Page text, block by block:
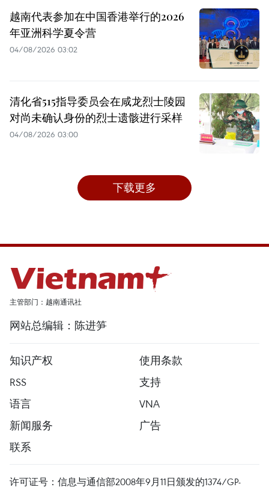
越南代表参加在中国香港举行的2026
年亚洲科学夏令营
04/08/2026 03:02
清化省515指导委员会在咸龙烈士陵园
对尚未确认身份的烈士遗骸进行采样
04/08/2026 03:00
下载更多
主管部门：越南通讯社
网站总编辑：陈进笋
知识产权
使用条款
RSS
支持
语言
VNA
新闻服务
广告
联系
许可证号：信息与通信部2008年9月11日颁发的1374/GP-